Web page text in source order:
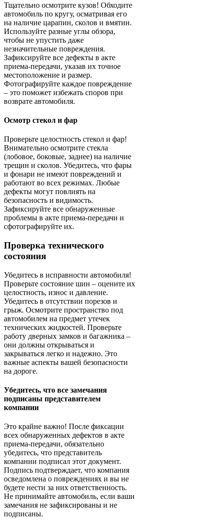
Тщательно осмотрите кузов! Обходите
автомобиль по кругу, осматривая его
на наличие царапин, сколов и вмятин.
Используйте разные углы обзора,
чтобы не упустить даже
незначительные повреждения.
Зафиксируйте все дефекты в акте
приема-передачи, указав их точное
местоположение и размер.
Фотографируйте каждое повреждение
– это поможет избежать споров при
возврате автомобиля.
Осмотр стекол и фар
Проверьте целостность стекол и фар!
Внимательно осмотрите стекла
(лобовое, боковые, заднее) на наличие
трещин и сколов. Убедитесь, что фары
и фонари не имеют повреждений и
работают во всех режимах. Любые
дефекты могут повлиять на
безопасность и видимость.
Зафиксируйте все обнаруженные
проблемы в акте приема-передачи и
сфотографируйте их.
Проверка технического
состояния
Убедитесь в исправности автомобиля!
Проверьте состояние шин – оцените их
целостность, износ и давление.
Убедитесь в отсутствии порезов и
грыж. Осмотрите пространство под
автомобилем на предмет утечек
технических жидкостей. Проверьте
работу дверных замков и багажника –
они должны открываться и
закрываться легко и надежно. Это
важные аспекты вашей безопасности
на дороге.
Убедитесь, что все замечания
подписаны представителем
компании
Это крайне важно! После фиксации
всех обнаруженных дефектов в акте
приема-передачи, обязательно
убедитесь, что представитель
компании подписал этот документ.
Подпись подтверждает, что компания
осведомлена о повреждениях и вы не
будете нести за них ответственность.
Не принимайте автомобиль, если ваши
замечания не зафиксированы и не
подписаны.